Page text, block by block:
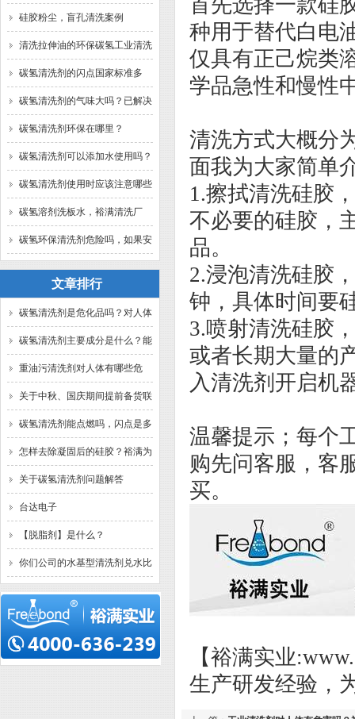
硅胶粉尘，盲孔清洗案例
清洗拉伸油的环保碳氢工业清洗
剂？
碳氢清洗剂的闪点国家标准多
少？
碳氢清洗剂的气味大吗？已解决
碳氢清洗剂环保在哪里？
碳氢清洗剂可以添加水使用吗？
碳氢清洗剂使用时应该注意哪些
问题？
碳氢溶剂洗板水，裕满清洗厂
家。
碳氢环保清洗剂危险吗，如果安
文章排行
碳氢清洗剂是危化品吗？对人体
有害吗？裕满为你解答
碳氢清洗剂主要成分是什么？能
清洗什么污垢？已解决。
重油污清洗剂对人体有哪些危
害？裕满为你解答
关于中秋、国庆期间提前备货联
络函
碳氢清洗剂能点燃吗，闪点是多
少？已解答
怎样去除凝固后的硅胶？裕满为
你解答
关于碳氢清洗剂问题解答
台达电子
【脱脂剂】是什么？
你们公司的水基型清洗剂兑水比
例一般是多少？
首先选择一款硅
种用于替代白电
仅具有正己烷类
学品急性和慢性
清洗方式大概分
面我为大家简单
1.擦拭清洗硅胶
不必要的硅胶，
品。
2.浸泡清洗硅胶
钟，具体时间要
3.喷射清洗硅胶，
或者长期大量的
入清洗剂开启机
温馨提示；每个
购先问客服，客
买。
【裕满实业
生产研发经验，